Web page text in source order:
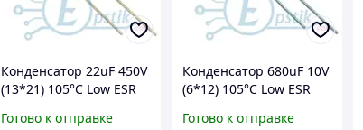
Конденсатор 22uF 450V
(13*21) 105°C Low ESR
Готово к отправке
Конденсатор 680uF 10V
(6*12) 105°C Low ESR
Готово к отправке